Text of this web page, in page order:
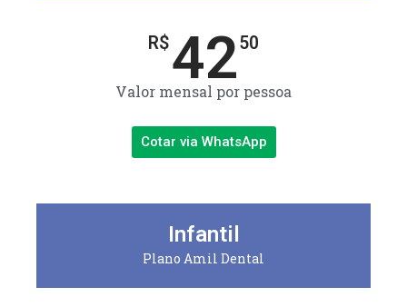
R$4250
Valor mensal por pessoa
Cotar via WhatsApp
Infantil
Plano Amil Dental